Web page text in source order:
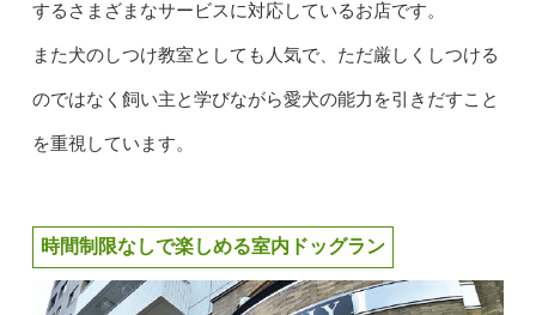
するさまざまなサービスに対応しているお店です。
また犬のしつけ教室としても人気で、ただ厳しくしつける
のではなく飼い主と学びながら愛犬の能力を引きだすこと
を重視しています。
時間制限なしで楽しめる室内ドッグラン